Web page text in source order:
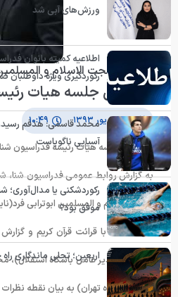
با حضور حجت الاسلام و
نخستین جلسه هیات
۱۳ شهریور ۱۳۹۳ ۱۰:۴۹
نخستین جلسه هیات رئیسه فدراسیون
به گزارش روابط عمومی فدراسیون شنا،
حجت الاسلام و المسلمین ابوترابی
این نشست با قرائت قرآن کریم و
افشارزاده(مدیر عامل باشگاه
استاد دانشگاه تهران) به بیان نقطه
ورزش‌های آبی شد
اطلاعیه کمیته بانوان
رکوردگیری ویژه داوطلبان
آسیایی ناگویاست
رکوردشکنی یا مدال‌آوری؛
موفق بود؟
اربعین؛ تجلی ماندگاری